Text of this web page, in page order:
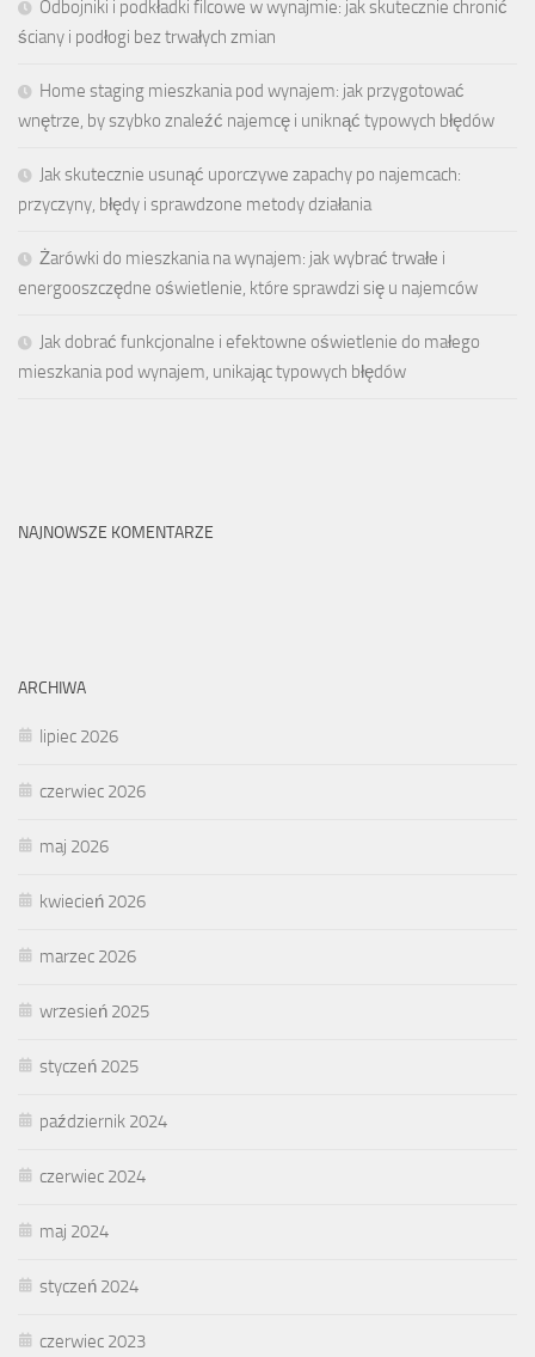
Odbojniki i podkładki filcowe w wynajmie: jak skutecznie chronić
ściany i podłogi bez trwałych zmian
Home staging mieszkania pod wynajem: jak przygotować
wnętrze, by szybko znaleźć najemcę i uniknąć typowych błędów
Jak skutecznie usunąć uporczywe zapachy po najemcach:
przyczyny, błędy i sprawdzone metody działania
Żarówki do mieszkania na wynajem: jak wybrać trwałe i
energooszczędne oświetlenie, które sprawdzi się u najemców
Jak dobrać funkcjonalne i efektowne oświetlenie do małego
mieszkania pod wynajem, unikając typowych błędów
NAJNOWSZE KOMENTARZE
ARCHIWA
lipiec 2026
czerwiec 2026
maj 2026
kwiecień 2026
marzec 2026
wrzesień 2025
styczeń 2025
październik 2024
czerwiec 2024
maj 2024
styczeń 2024
czerwiec 2023